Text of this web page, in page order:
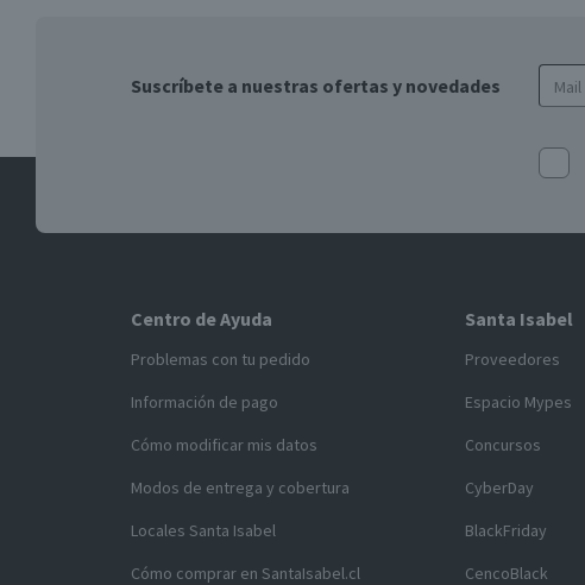
Suscríbete a nuestras ofertas y novedades
Centro de Ayuda
Problemas con tu pedido
Información de pago
Cómo modificar mis datos
Modos de entrega y cobertura
Locales Santa Isabel
Cómo comprar en SantaIsabel.cl
Santa Isabel
Proveedores
Espacio Mypes
Concursos
CyberDay
BlackFriday
CencoBlack